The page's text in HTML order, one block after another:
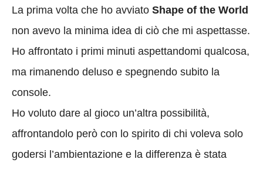
La prima volta che ho avviato Shape of the World
non avevo la minima idea di ciò che mi aspettasse.
Ho affrontato i primi minuti aspettandomi qualcosa,
ma rimanendo deluso e spegnendo subito la
console.
Ho voluto dare al gioco un’altra possibilità,
affrontandolo però con lo spirito di chi voleva solo
godersi l’ambientazione e la differenza è stata